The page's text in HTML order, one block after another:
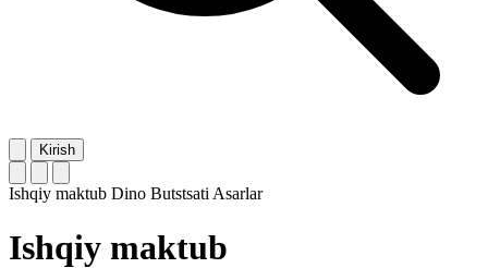
Kirish
Ishqiy maktub Dino ButstsatiAsarlar
Ishqiy maktub